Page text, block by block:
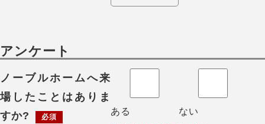
アンケート
ノーブルホームへ来
場したことはありま
すか?
必須
ある ない